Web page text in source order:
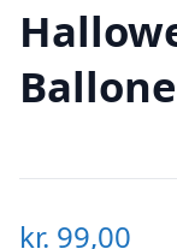
kr. 99,00